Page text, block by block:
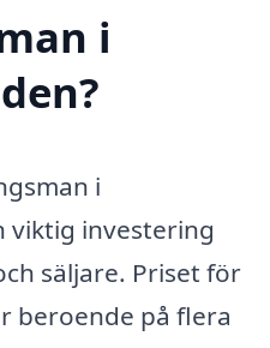
i
i
viktig investering
säljare. Priset för
beroende på flera